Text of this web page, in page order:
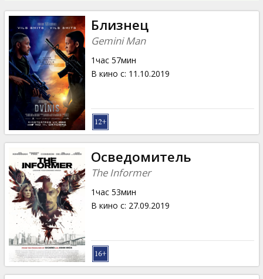
Подарки
Кинозакуски
B2B
Клуб
Близнец
Gemini Man
1час 57мин
В кино с: 11.10.2019
Осведомитель
The Informer
1час 53мин
В кино с: 27.09.2019